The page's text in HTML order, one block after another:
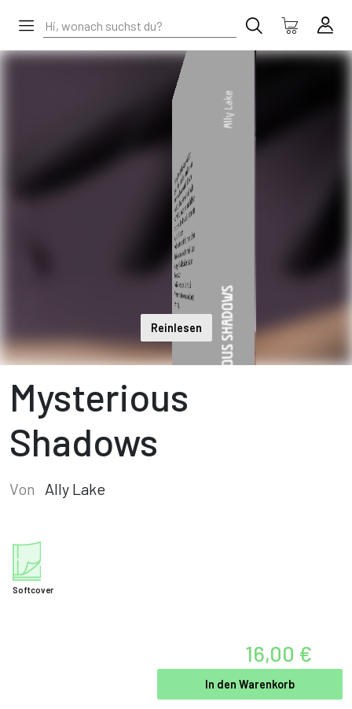
Reinlesen
Mysterious
Shadows
Von Ally Lake
Softcover
16,00 €
In den Warenkorb